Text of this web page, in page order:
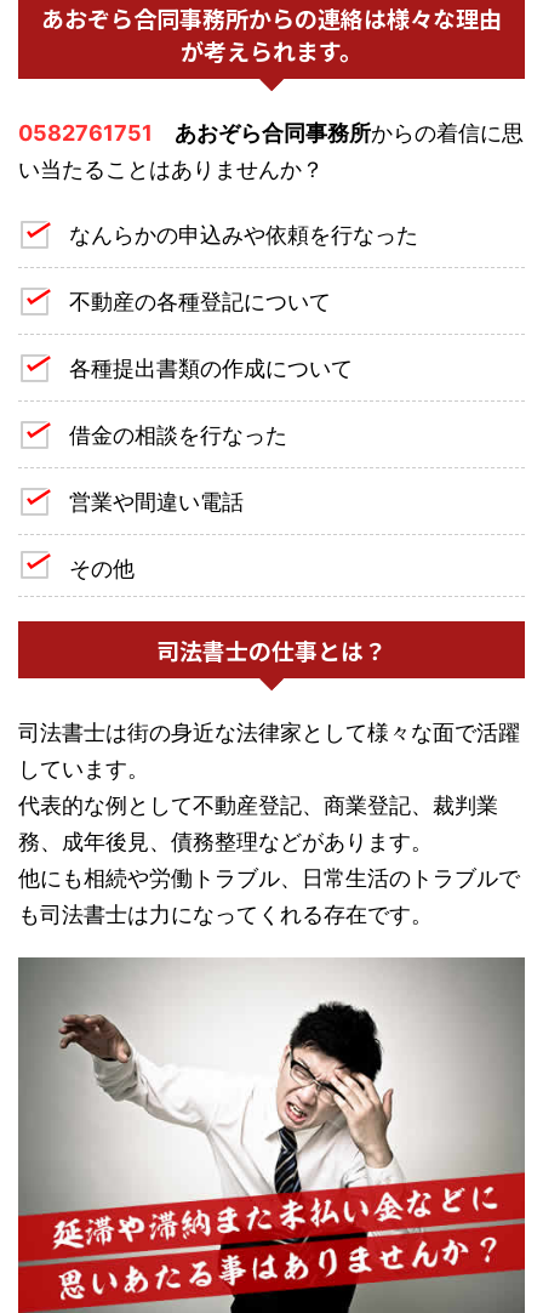
あおぞら合同事務所からの連絡は様々な理由
が考えられます。
0582761751 あおぞら合同事務所からの着信に思
い当たることはありませんか？
なんらかの申込みや依頼を行なった
不動産の各種登記について
各種提出書類の作成について
借金の相談を行なった
営業や間違い電話
その他
司法書士の仕事とは？
司法書士は街の身近な法律家として様々な面で活躍
しています。
代表的な例として不動産登記、商業登記、裁判業
務、成年後見、債務整理などがあります。
他にも相続や労働トラブル、日常生活のトラブルで
も司法書士は力になってくれる存在です。